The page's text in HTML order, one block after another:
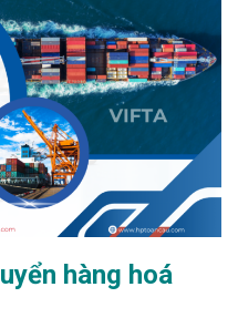
hàng hoá